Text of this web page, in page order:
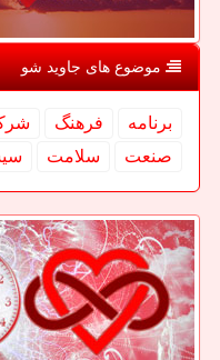
موضوع های جاوید شو
برنامه فرهنگ
صنعت
سلامت